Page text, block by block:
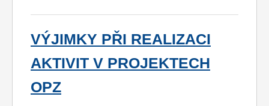
VÝJIMKY PŘI REALIZACI
AKTIVIT V PROJEKTECH
OPZ